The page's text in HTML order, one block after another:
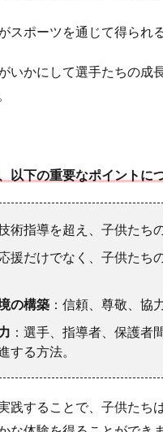
スポーツを通じて得られ
いかにして選手たちの成
以下の重要なポイントに
技術指導を超え、子供たち
応援だけでなく、子供たち
の構築 ：信頼、尊敬、協
：選手、指導者、保護者
する方法。
践することで、子供たち